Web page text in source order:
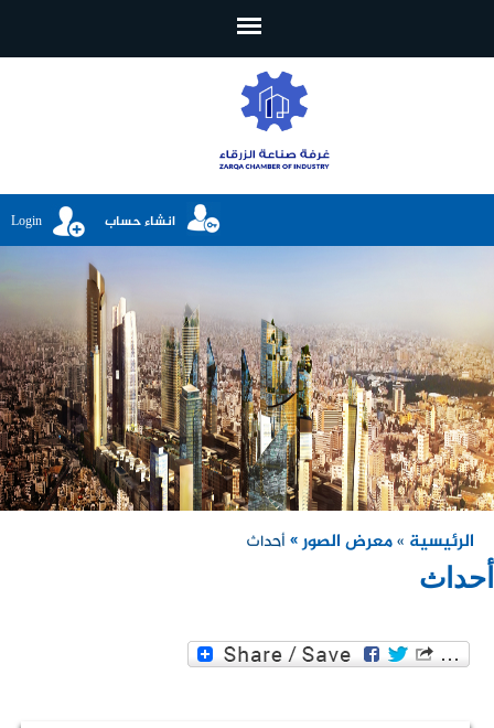
انشاء حساب Login
الرئيسية » معرض الصور » أحداث
أحداث